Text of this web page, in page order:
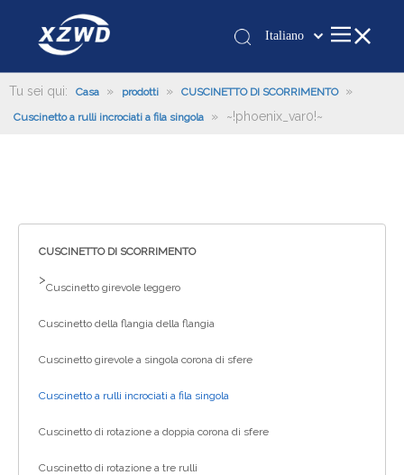
Italiano
românesc
Türk dili
Deutsch
Tu sei qui: Casa » prodotti » CUSCINETTO DI SCORRIMENTO »
Cuscinetto a rulli incrociati a fila singola » ~!phoenix_var0!~
CUSCINETTO DI SCORRIMENTO
>
Cuscinetto girevole leggero
Cuscinetto della flangia della flangia
Cuscinetto girevole a singola corona di sfere
Cuscinetto a rulli incrociati a fila singola
Cuscinetto di rotazione a doppia corona di sfere
Cuscinetto di rotazione a tre rulli